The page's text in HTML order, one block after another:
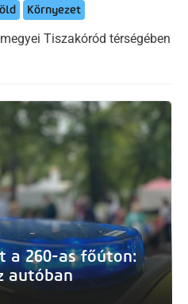
Környezet
Tiszakóród térségében
a 260-as főúton:
autóban